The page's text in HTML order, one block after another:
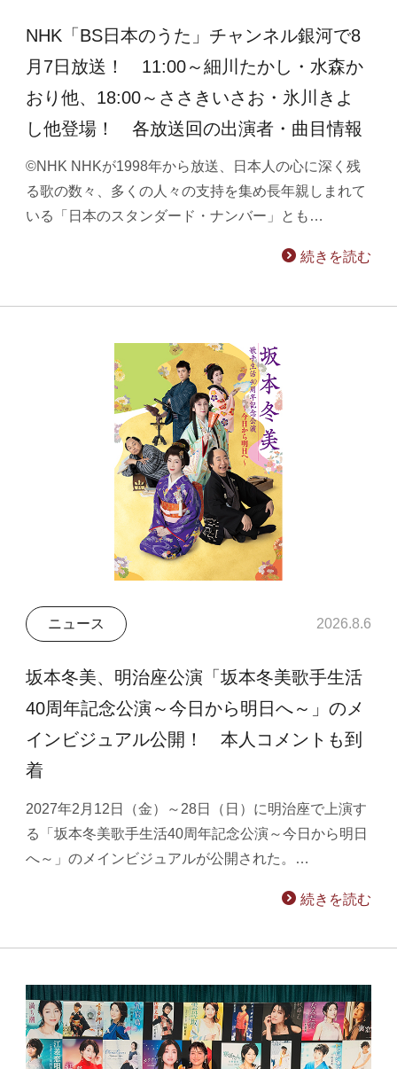
NHK「BS日本のうた」チャンネル銀河で8
月7日放送！ 11:00～細川たかし・水森か
おり他、18:00～ささきいさお・氷川きよ
し他登場！ 各放送回の出演者・曲目情報
©NHK NHKが1998年から放送、日本人の心に深く残
る歌の数々、多くの人々の支持を集め長年親しまれて
いる「日本のスタンダード・ナンバー」とも…
続きを読む
ニュース 2026.8.6
坂本冬美、明治座公演「坂本冬美歌手生活
40周年記念公演～今日から明日へ～」のメ
インビジュアル公開！ 本人コメントも到
着
2027年2月12日（金）～28日（日）に明治座で上演す
る「坂本冬美歌手生活40周年記念公演～今日から明日
へ～」のメインビジュアルが公開された。…
続きを読む